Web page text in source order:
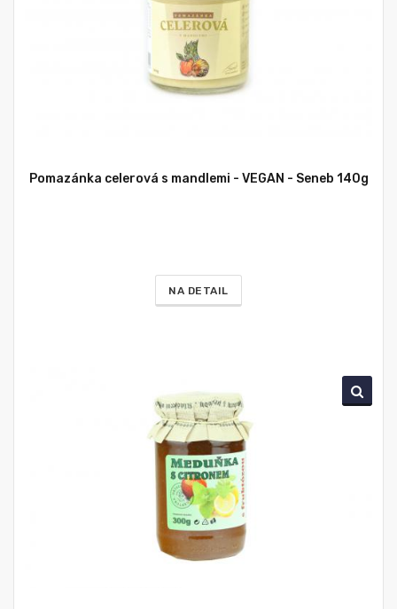
Pomazánka celerová s mandlemi - VEGAN - Seneb 140g
NA DETAIL